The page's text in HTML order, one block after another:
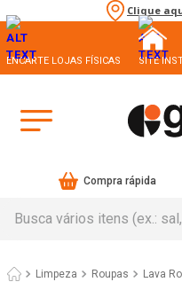
Clique
ENCARTE LOJAS FÍSICAS SITE
Compra rápida
Limpeza Roupas Lava